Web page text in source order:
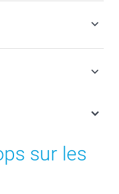
(CHF), TVA incluse et
sur les